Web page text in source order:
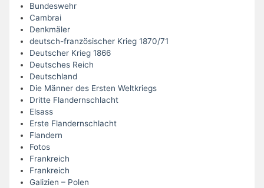
Bundeswehr
Cambrai
Denkmäler
deutsch-französischer Krieg 1870/71
Deutscher Krieg 1866
Deutsches Reich
Deutschland
Die Männer des Ersten Weltkriegs
Dritte Flandernschlacht
Elsass
Erste Flandernschlacht
Flandern
Fotos
Frankreich
Frankreich
Galizien – Polen